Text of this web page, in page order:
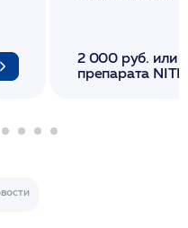
2 000 руб. или
препарата